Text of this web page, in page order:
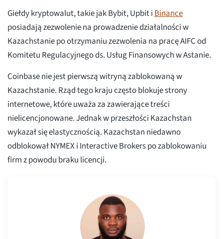
Giełdy kryptowalut, takie jak Bybit, Upbit iBinance
posiadają zezwolenie na prowadzenie działalności w
Kazachstanie po otrzymaniu zezwolenia na pracę AIFC od
Komitetu Regulacyjnego ds. Usług Finansowych w Astanie.
Coinbase nie jest pierwszą witryną zablokowaną w
Kazachstanie. Rząd tego kraju często blokuje strony
internetowe, które uważa za zawierające treści
nielicencjonowane. Jednak w przeszłości Kazachstan
wykazał się elastycznością. Kazachstan niedawno
odblokował NYMEX i Interactive Brokers po zablokowaniu
firm z powodu braku licencji.